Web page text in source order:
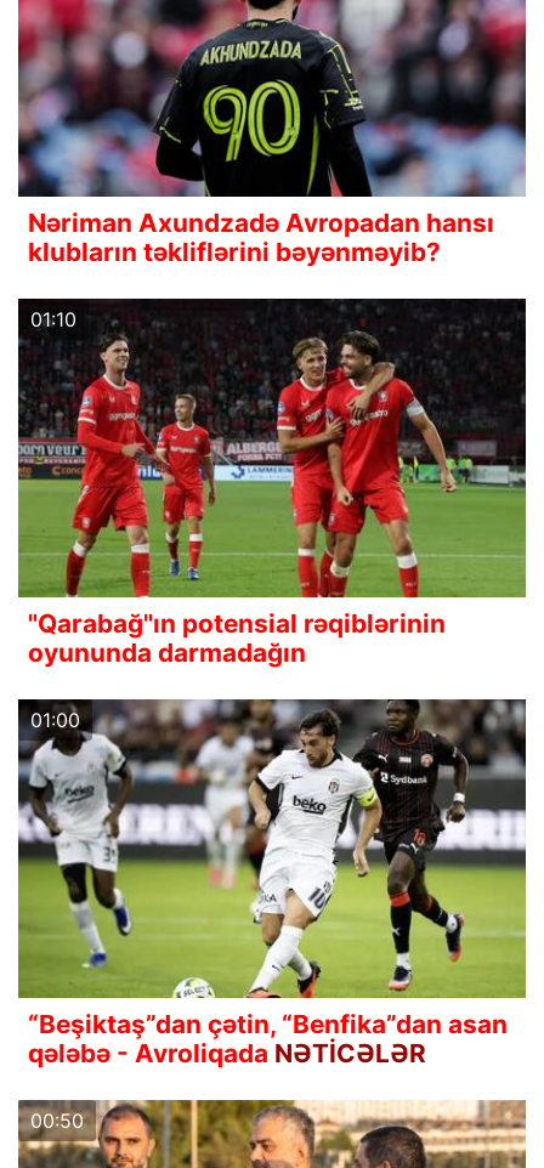
Nəriman Axundzadə Avropadan hansı
klubların təkliflərini bəyənməyib?
01:10
"Qarabağ"ın potensial rəqiblərinin
oyununda darmadağın
01:00
“Beşiktaş”dan çətin, “Benfika”dan asan
qələbə - Avroliqada NƏTİCƏLƏR
00:50